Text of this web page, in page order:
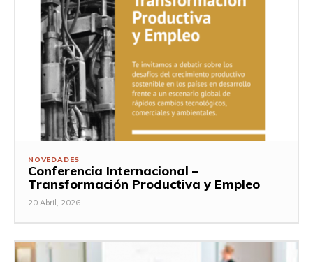
NOVEDADES
Conferencia Internacional –
Transformación Productiva y Empleo
20 Abril, 2026